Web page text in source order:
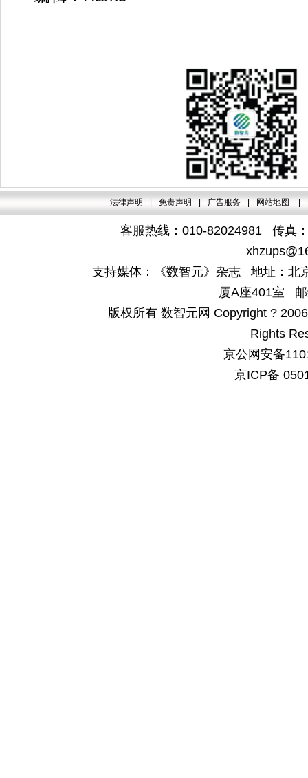
法律声明 免责声明 广告服务 网站地图
客服热线：010-82024981 传真
支持媒体：《数智元》杂志 地址：北
厦A座401室
版权所有 数智元网 Copyright ?
Rights
京公网安备
京ICP备